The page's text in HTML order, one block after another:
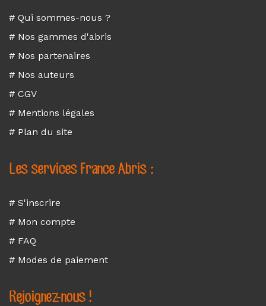
# Qui sommes-nous ?
# Nos gammes d'abris
# Nos partenaires
# Nos auteurs
# CGV
# Mentions légales
# Plan du site
Les services France Abris :
# S'inscrire
# Mon compte
# FAQ
# Modes de paiement
Rejoignez-nous !